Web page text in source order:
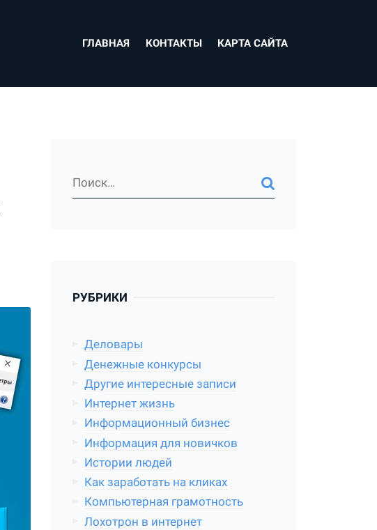
ГЛАВНАЯ КОНТАКТЫ КАРТА САЙТА
РУБРИКИ
Деловары
Денежные конкурсы
Другие интересные записи
Интернет жизнь
Информационный бизнес
Информация для новичков
Истории людей
Как заработать на кликах
Компьютерная грамотность
Лохотрон в интернет